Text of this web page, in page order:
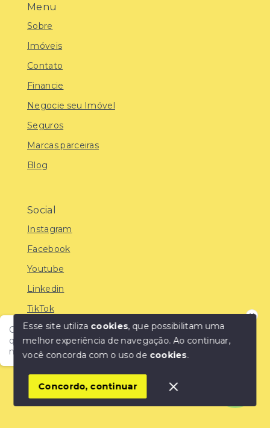
Olá! Encontre o imóvel ideal com a IMOBREUNIG®:
qualidade, confiança e as melhores oportunidades do
mercado!
Menu
Sobre
Imóveis
Contato
Financie
Negocie seu Imóvel
Seguros
Marcas parceiras
Blog
Social
Instagram
Facebook
Youtube
Linkedin
TikTok
© Copyright 2026 - IMOBREUNIG® - Negócios
SITE PARA IMOBILIARIA
Esse site utiliza cookies, que possibilitam uma
melhor experiência de navegação.Ao continuar,
você concorda com o uso de cookies.
Concordo, continuar